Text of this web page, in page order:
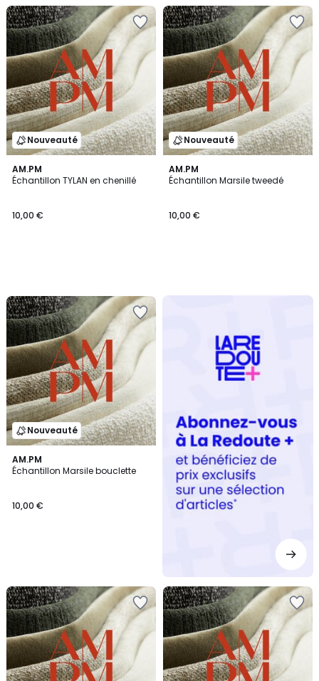
Nouveauté
AM.PM
Échantillon TYLAN en chenillé
10,00 €
Nouveauté
AM.PM
Échantillon Marsile tweedé
10,00 €
Nouveauté
AM.PM
Échantillon Marsile bouclette
10,00 €